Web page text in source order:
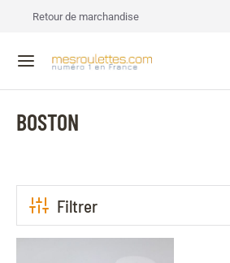
Retour de marchandise
BOSTON
Filtrer